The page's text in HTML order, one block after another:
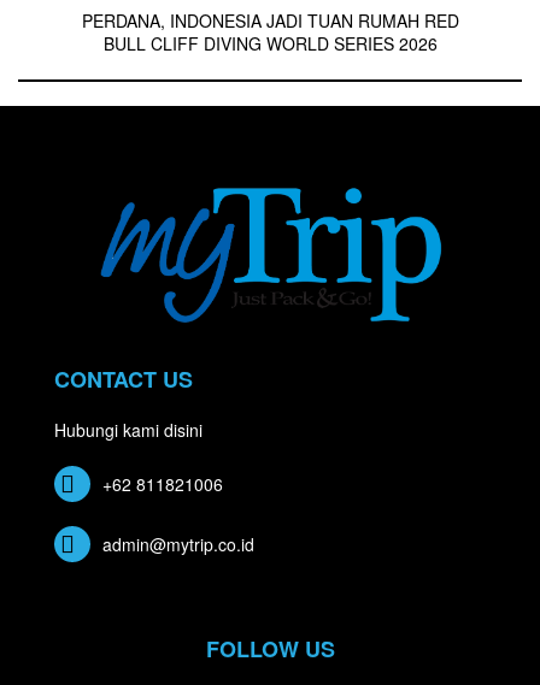
PERDANA, INDONESIA JADI TUAN RUMAH RED
BULL CLIFF DIVING WORLD SERIES 2026
CONTACT US
Hubungi kami disini
+62 811821006
admin@mytrip.co.id
FOLLOW US